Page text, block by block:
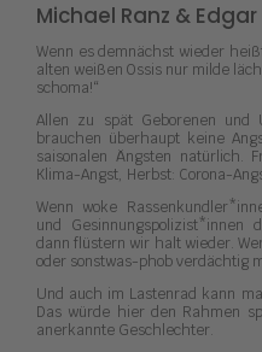
Michael Ranz &
Wenn es demnächst wieder
alten weißen Ossis nur milde
schoma!“
Allen zu spät Geborenen und
brauchen überhaupt keine
saisonalen Ängsten natürlich.
Klima-Angst, Herbst: Corona-
Wenn woke
und Gesinnungspolizist*innen
dann flüstern wir halt wieder.
oder sonstwas-phob verdächtig
Und auch im Lastenrad kann
Das würde hier den Rahmen
anerkannte Geschlechter.